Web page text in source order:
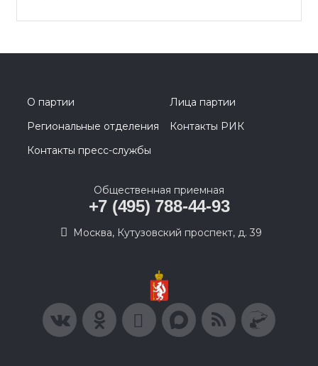
О партии
Лица партии
Региональные отделения
Контакты РИК
Контакты пресс-службы
Общественная приемная
+7 (495) 788-44-93
Москва, Кутузовский проспект, д. 39